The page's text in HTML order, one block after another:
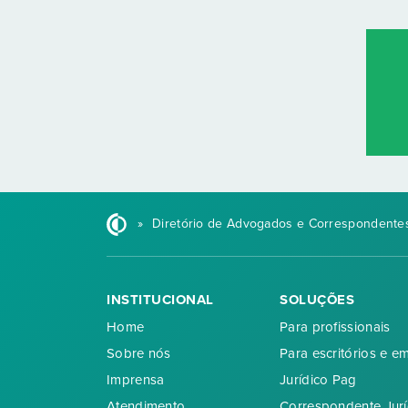
» Diretório de Advogados e
INSTITUCIONAL
Home
Sobre nós
Imprensa
SOLUÇÕES
Para profissionais
Para escritórios e
Jurídico Pag